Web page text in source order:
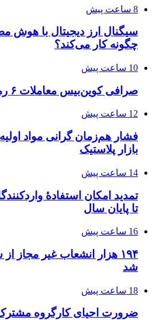
8 ساعت پیش
سیگنال ارز دیجیتال با
چگونه کار می‌کند؟
10 ساعت پیش
صرافی کوین‌بیس معاملات ۶ رمزارز را متوقف کرد
12 ساعت پیش
فشار هم‌زمان گرانی مواد
بازار پلاستیک
14 ساعت پیش
تمدید امکان استفادۀ
تا پایان سال
16 ساعت پیش
۱۹۴ هزار انشعاب غیر مجاز
شد
18 ساعت پیش
ضرورت احیای کارگروه مشترک